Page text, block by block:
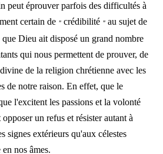
peut éprouver parfois des difficultés à
certain de " crédibilité " au sujet de
Dieu ait disposé un grand nombre
qui nous permettent de prouver, de
de la religion chrétienne avec les
de notre raison. En effet, que le
l'excitent les passions et la volonté
un refus et résister autant à
signes extérieurs qu'aux célestes
nos âmes.